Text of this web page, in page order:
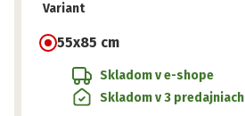
Variant
55x85 cm
Skladom v e-shope
Skladom v 3 predajniach